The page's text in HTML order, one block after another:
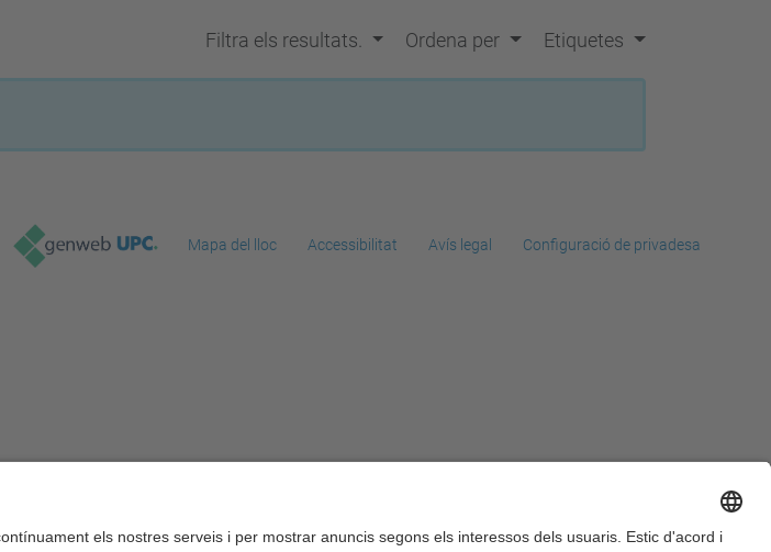
Filtra els resultats. Ordena per Etiquetes
Mapa del lloc Accessibilitat Avís legal Configuració de privadesa